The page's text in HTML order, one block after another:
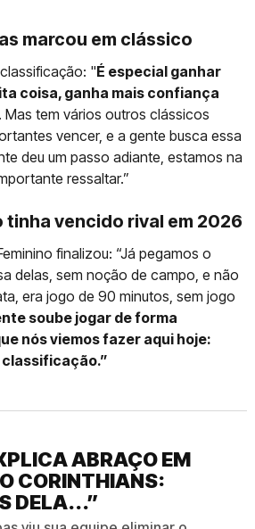
marcou em clássico
"É especial ganhar
coisa, ganha mais confiança
. Mas tem vários outros clássicos
vencer, e a gente busca essa
deu um passo adiante, estamos na
ressaltar.”
tinha vencido rival em 2026
finalizou: “Já pegamos o
delas, sem noção de campo, e não
era jogo de 90 minutos, sem jogo
soube jogar de forma
nós viemos fazer aqui hoje:
ABRAÇO EM
CORINTHIANS:
DELA...”